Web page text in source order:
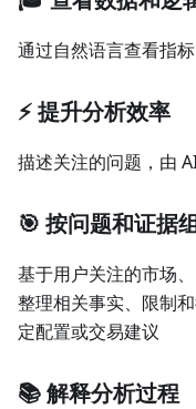
通过自然语言查看指
⚡ 提升分析效率
描述关注的问题，由
🎯 按问题和证据
基于用户关注的市场
整理相关事实、限制
定配置或交易建议
📚 解释分析过程